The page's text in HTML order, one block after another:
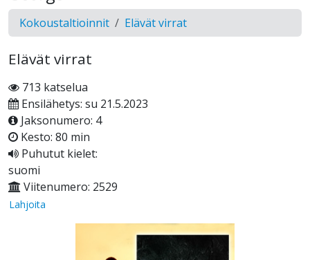
Kokoustaltioinnit Elävät virrat
Elävät virrat
713 katselua
Ensilähetys: su 21.5.2023
Jaksonumero: 4
Kesto: 80 min
Puhutut kielet:
suomi
Viitenumero: 2529
Lahjoita